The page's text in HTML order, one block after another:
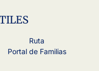
Ruta
Portal de Familias